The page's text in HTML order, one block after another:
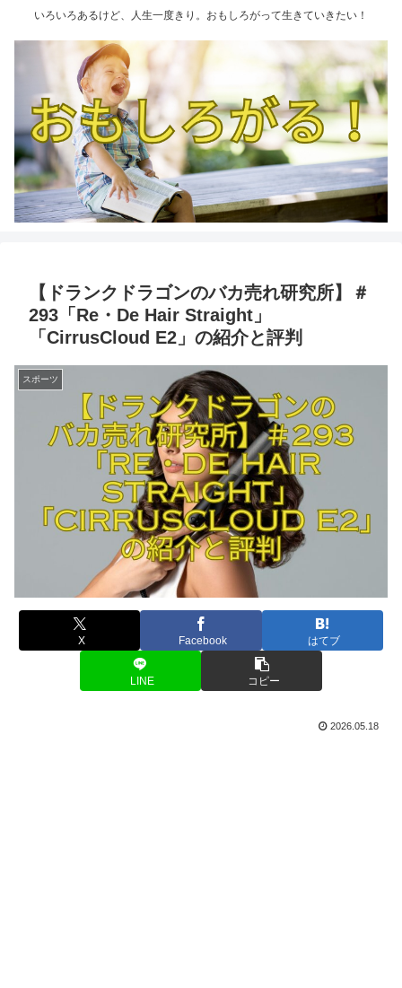
いろいろあるけど、人生一度きり。おもしろがって生きていきたい！
【ドランクドラゴンのバカ売れ研究所】＃
293「Re・De Hair Straight」
「CirrusCloud E2」の紹介と評判
スポーツ
X Facebook はてブ
LINE コピー
2026.05.18